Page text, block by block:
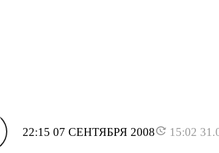
22:15 07 СЕНТЯБРЯ 2008 15:02